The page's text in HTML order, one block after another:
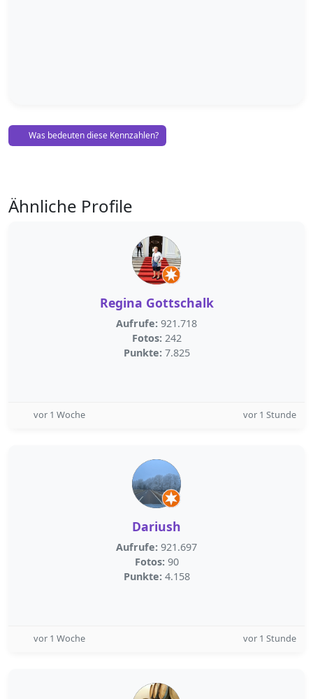
Was bedeuten diese Kennzahlen?
Ähnliche Profile
Regina Gottschalk
Aufrufe: 921.718
Fotos: 242
Punkte: 7.825
vor 1 Woche vor 1 Stunde
Dariush
Aufrufe: 921.697
Fotos: 90
Punkte: 4.158
vor 1 Woche vor 1 Stunde